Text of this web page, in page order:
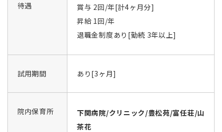
待遇
賞与 2回/年[計4ヶ月分]
昇給 1回/年
退職金制度あり[勤続 3年以上]
試用期間 あり[3ヶ月]
院内保育所
下関病院/クリニック/豊松苑/富任荘/山
茶花